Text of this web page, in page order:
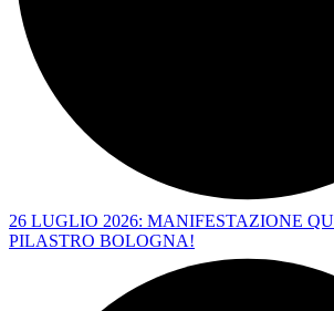
26 LUGLIO 2026: MANIFESTAZIONE
PILASTRO BOLOGNA!